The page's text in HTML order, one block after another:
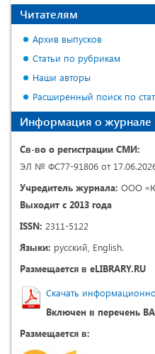
Читателям
Архив выпусков
Статьи по рубрикам
Наши авторы
Расширенный поиск по
Информация о журнале
Св-во о регистрации СМИ:
ЭЛ № ФС77-91806 от
Учредитель журнала: ООО
Выходит с 2013 года
ISSN: 2311-5122
Языки: русский, English.
Размещается в eLIBRARY.RU
Скачать
Включен в перечень
Размещается в: